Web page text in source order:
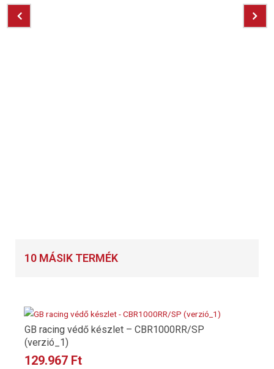
10 MÁSIK TERMÉK
OUT OF STOCK
GB racing védő készlet – CBR1000RR/SP
(verzió_1)
129.967 Ft